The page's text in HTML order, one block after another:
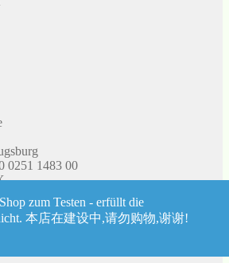
0251 1483 00
zum Testen - erfüllt die
本店在建设中,请勿购物,谢谢!